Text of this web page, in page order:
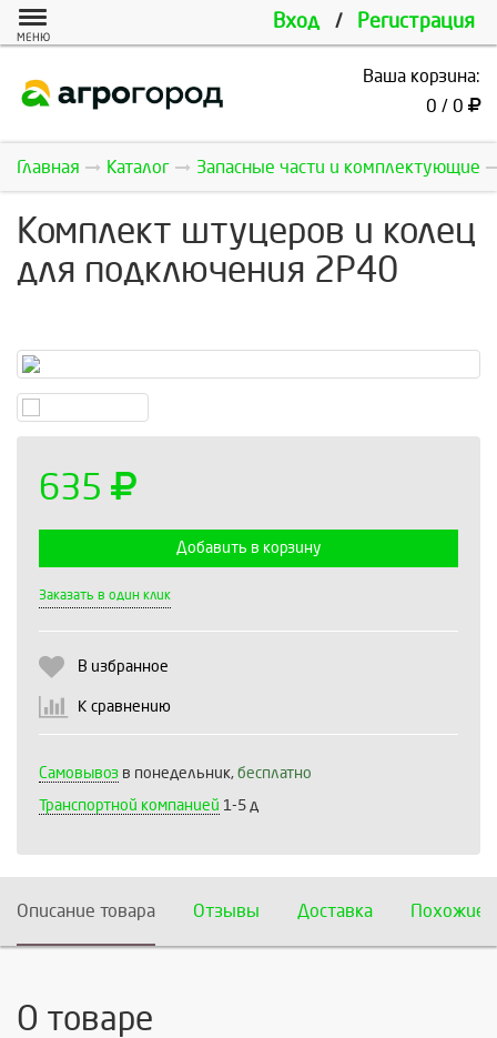
Вход / Регистрация
МЕНЮ
Ваша корзина:
0 / 0
Главная Каталог Запасные части и комплектующие
Комплект штуцеров и колец
для подключения 2P40
635
Добавить в корзину
Заказать в один клик
В избранное
К сравнению
Самовывоз в понедельник, бесплатно
Транспортной компанией 1-5 д
Описание товара Отзывы Доставка Похожие
О товаре